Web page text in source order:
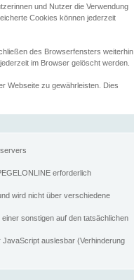
und Nutzer die Verwendung
Cookies können jederzeit
des Browserfensters weiterhin
im Browser gelöscht werden.
Webseite zu gewährleisten. Dies
erforderlich
wird nicht über verschiedene
sonstigen auf den tatsächlichen
auslesbar (Verhinderung